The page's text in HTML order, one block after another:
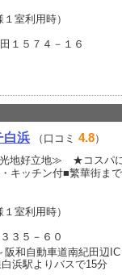
室利用時）
１５７４－１６
白浜 （口コミ 4.8）
地好立地≫ ★コスパ
キッチン付■繁華街ま
室利用時）
３５－６０
阪和自動車道南紀田
浜駅よりバスで15分